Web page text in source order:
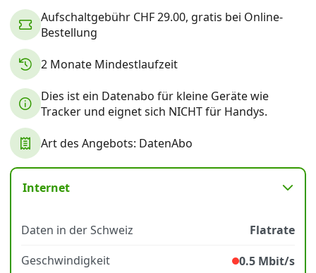
News
Forum
Über uns
Datenschutz·AGB·Impressum
Aufschaltgebühr CHF 29.00, gratis bei Online-
Bestellung
2 Monate Mindestlaufzeit
Dies ist ein Datenabo für kleine Geräte wie
Tracker und eignet sich NICHT für Handys.
Art des Angebots: DatenAbo
Internet
Daten in der Schweiz
Flatrate
Geschwindigkeit
0.5 Mbit/s